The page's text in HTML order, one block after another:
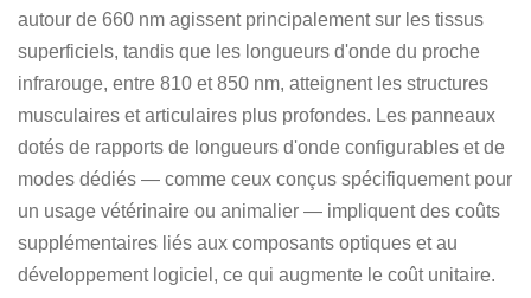
autour de 660 nm agissent principalement sur les tissus
superficiels, tandis que les longueurs d'onde du proche
infrarouge, entre 810 et 850 nm, atteignent les structures
musculaires et articulaires plus profondes. Les panneaux
dotés de rapports de longueurs d'onde configurables et de
modes dédiés — comme ceux conçus spécifiquement pour
un usage vétérinaire ou animalier — impliquent des coûts
supplémentaires liés aux composants optiques et au
développement logiciel, ce qui augmente le coût unitaire.